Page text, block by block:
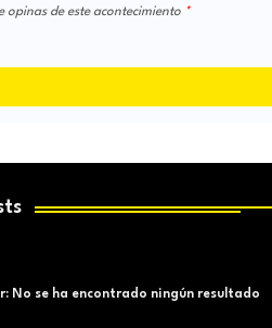
opinas de este acontecimiento
No se ha encontrado ningún resultado